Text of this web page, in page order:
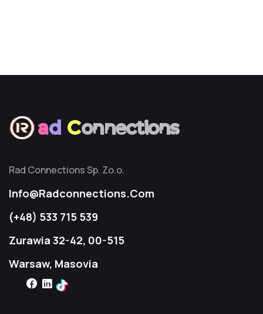
ad Connections
Rad Connections Sp. Zo.o.
Info@radconnections.com
(+48) 533 715 539
Zurawia 32-42, 00-515
Warsaw, Masovia